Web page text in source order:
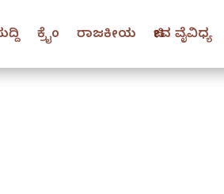
ಕ್ರೈಂ ರಾಜಕೀಯ ಜೀವ ವೈವಿಧ್ಯ